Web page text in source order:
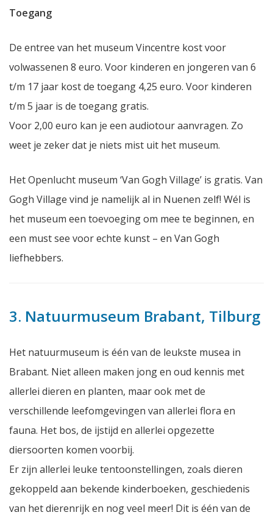
Toegang
De entree van het museum Vincentre kost voor
volwassenen 8 euro. Voor kinderen en jongeren van 6
t/m 17 jaar kost de toegang 4,25 euro. Voor kinderen
t/m 5 jaar is de toegang gratis.
Voor 2,00 euro kan je een audiotour aanvragen. Zo
weet je zeker dat je niets mist uit het museum.
Het Openlucht museum ‘Van Gogh Village’ is gratis. Van
Gogh Village vind je namelijk al in Nuenen zelf! Wél is
het museum een toevoeging om mee te beginnen, en
een must see voor echte kunst – en Van Gogh
liefhebbers.
3. Natuurmuseum Brabant, Tilburg
Het natuurmuseum is één van de leukste musea in
Brabant. Niet alleen maken jong en oud kennis met
allerlei dieren en planten, maar ook met de
verschillende leefomgevingen van allerlei flora en
fauna. Het bos, de ijstijd en allerlei opgezette
diersoorten komen voorbij.
Er zijn allerlei leuke tentoonstellingen, zoals dieren
gekoppeld aan bekende kinderboeken, geschiedenis
van het dierenrijk en nog veel meer! Dit is één van de